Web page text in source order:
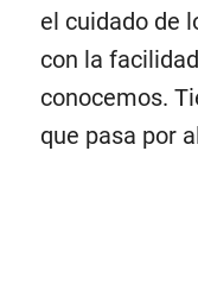
el cuidado de
con la
conocemos.
que pasa por